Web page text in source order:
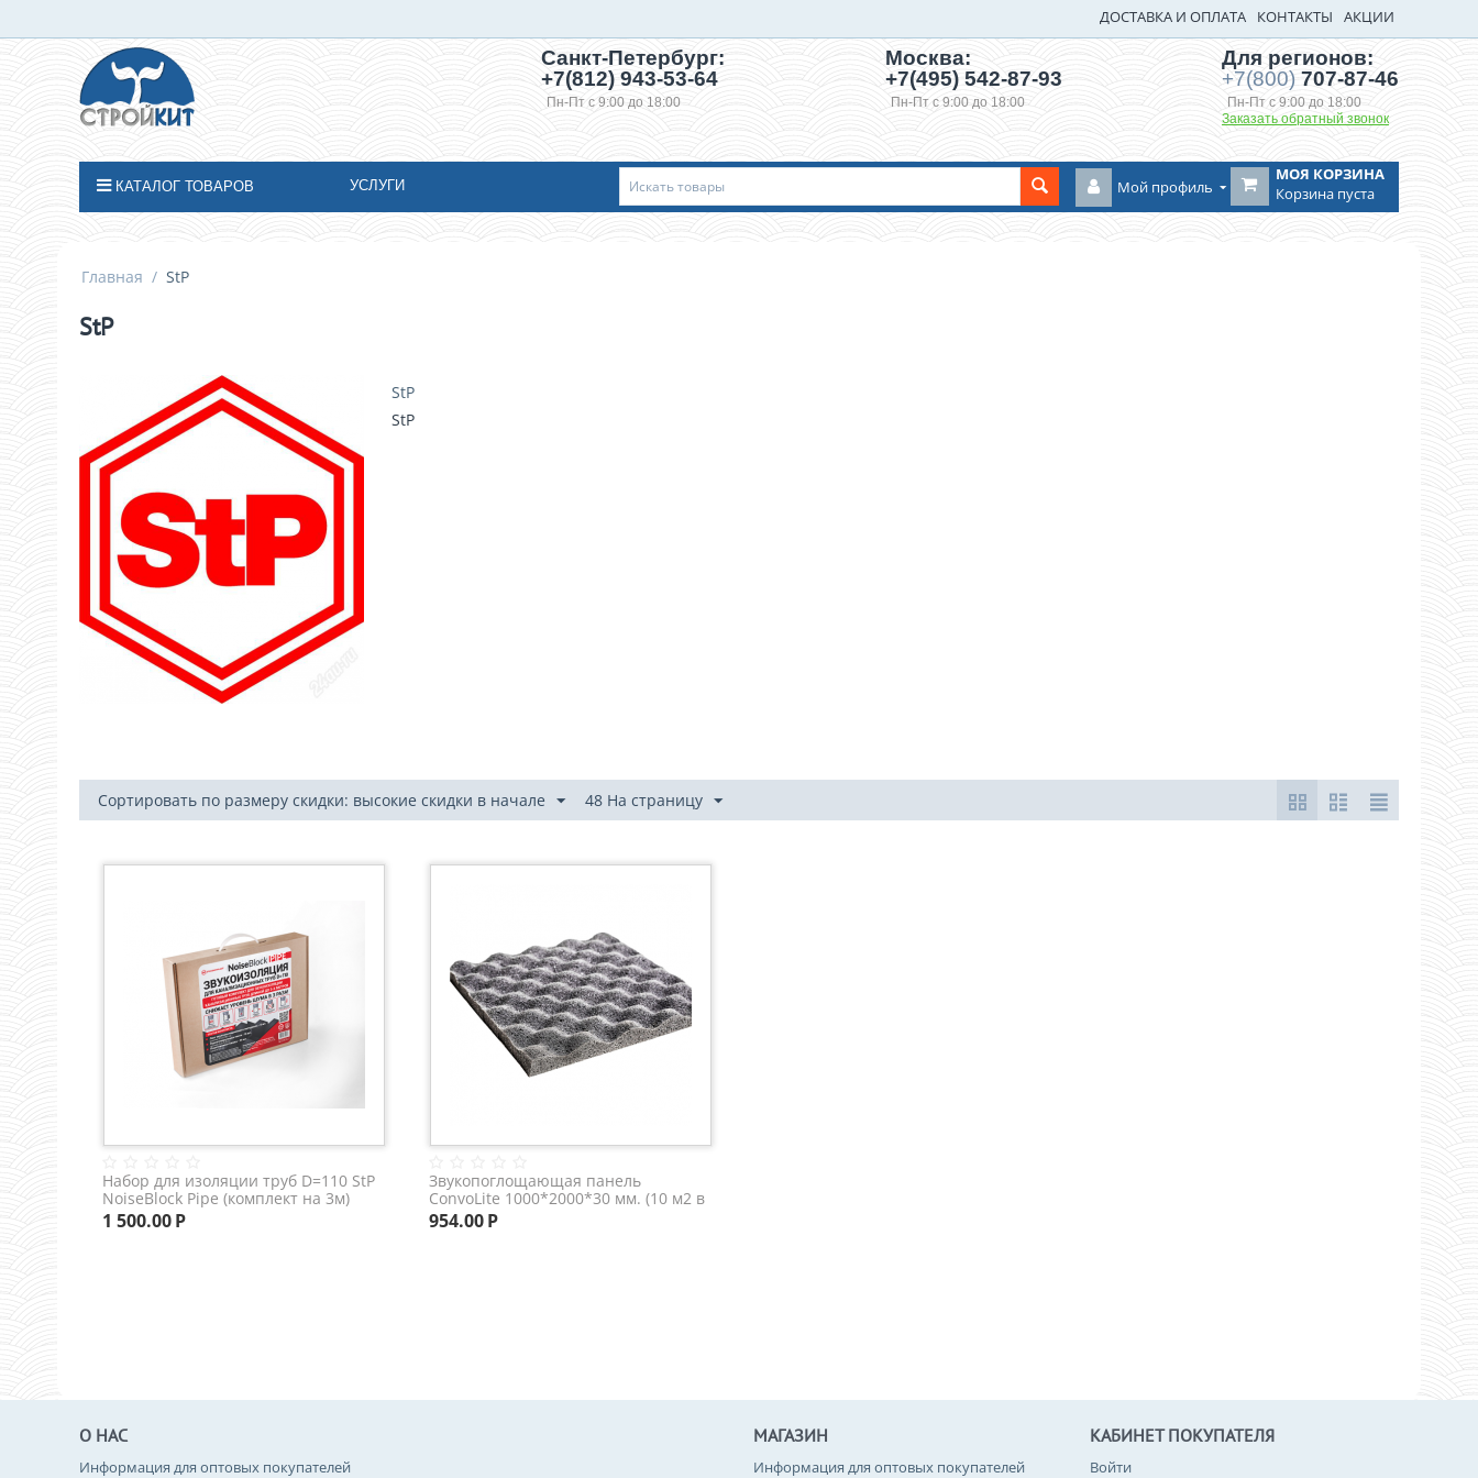
ДОСТАВКА И ОПЛАТА КОНТАКТЫ АКЦИИ
Санкт-Петербург:
+7(812) 943-53-64
Пн-Пт с 9:00 до 18:00
Москва:
+7(495)542-87-93
Пн-Пт с 9:00 до 18:00
Для регионов:
+7(800)707-87-46
Пн-Пт с 9:00 до 18:00
Заказать обратный звонок
КАТАЛОГ ТОВАРОВ УСЛУГИ
МОЯ КОРЗИНА
Корзина пуста
Мой профиль
Главная / StP
StP
StP
StP
Сортировать по размеру скидки: высокие скидки в начале 48 На страницу
Набор для изоляции труб D=110 StP
NoiseBlock Pipe (комплект на 3м)
1 500.00Р
Звукопоглощающая панель
ConvoLite 1000*2000*30 мм. (10 м2 в
упак)
954.00 Р
О НАС
Информация для оптовых покупателей
МАГАЗИН
Информация для оптовых покупателей
КАБИНЕТ ПОКУПАТЕЛЯ
Войти